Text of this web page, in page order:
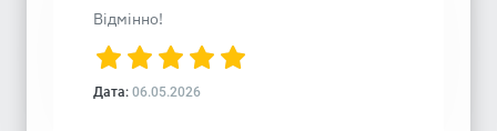
Відмінно!
Дата: 06.05.2026